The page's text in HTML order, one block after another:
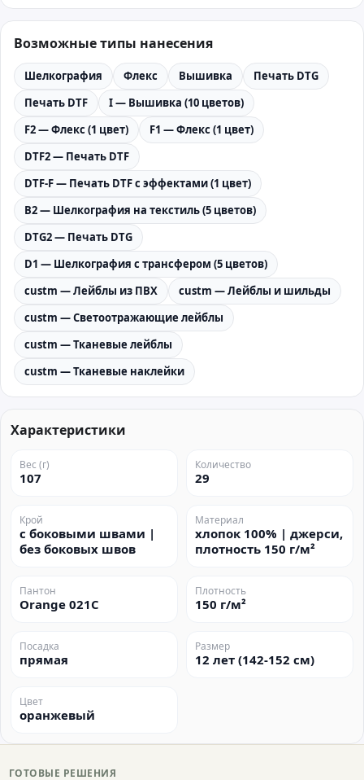
Возможные типы нанесения
Шелкография Флекс Вышивка
Печать DTG
Печать DTF
I — Вышивка (10 цветов)
F2 — Флекс (1 цвет)
F1 — Флекс (1 цвет)
DTF2 — Печать DTF
DTF-F — Печать DTF с эффектами (1 цвет)
B2 — Шелкография на текстиль (5 цветов)
DTG2 — Печать DTG
D1 — Шелкография с трансфером (5 цветов)
custm — Лейблы из ПВХ
custm — Лейблы и шильды
custm — Светоотражающие лейблы
custm — Тканевые лейблы
custm — Тканевые наклейки
Характеристики
Вес (г)
107
Количество
29
Крой
с боковыми швами |
без боковых швов
Материал
хлопок 100% | джерси,
плотность 150 г/м²
Пантон
Orange 021C
Плотность
150 г/м²
Посадка
прямая
Размер
12 лет (142-152 см)
Цвет
оранжевый
ГОТОВЫЕ РЕШЕНИЯ